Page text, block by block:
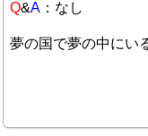
Q&A ：なし
夢の国で夢の中にい